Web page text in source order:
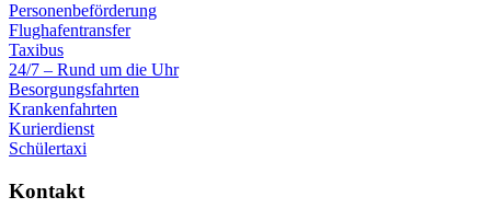
Personenbeförderung
Flughafentransfer
Taxibus
24/7 – Rund um die Uhr
Besorgungsfahrten
Krankenfahrten
Kurierdienst
Schülertaxi
Kontakt